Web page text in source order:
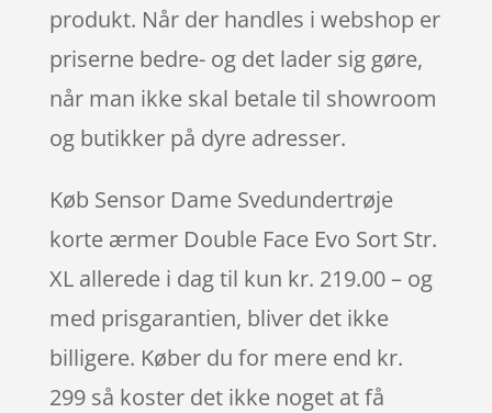
produkt. Når der handles i webshop er
priserne bedre- og det lader sig gøre,
når man ikke skal betale til showroom
og butikker på dyre adresser.
Køb Sensor Dame Svedundertrøje
korte ærmer Double Face Evo Sort Str.
XL allerede i dag til kun kr. 219.00 – og
med prisgarantien, bliver det ikke
billigere. Køber du for mere end kr.
299 så koster det ikke noget at få